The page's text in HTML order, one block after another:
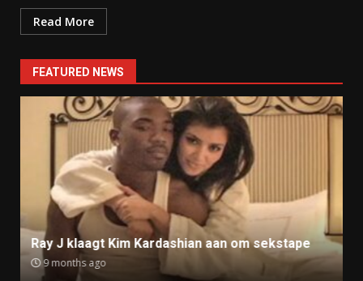
Read More
FEATURED NEWS
Ray J klaagt Kim Kardashian aan om sekstape
9 months ago